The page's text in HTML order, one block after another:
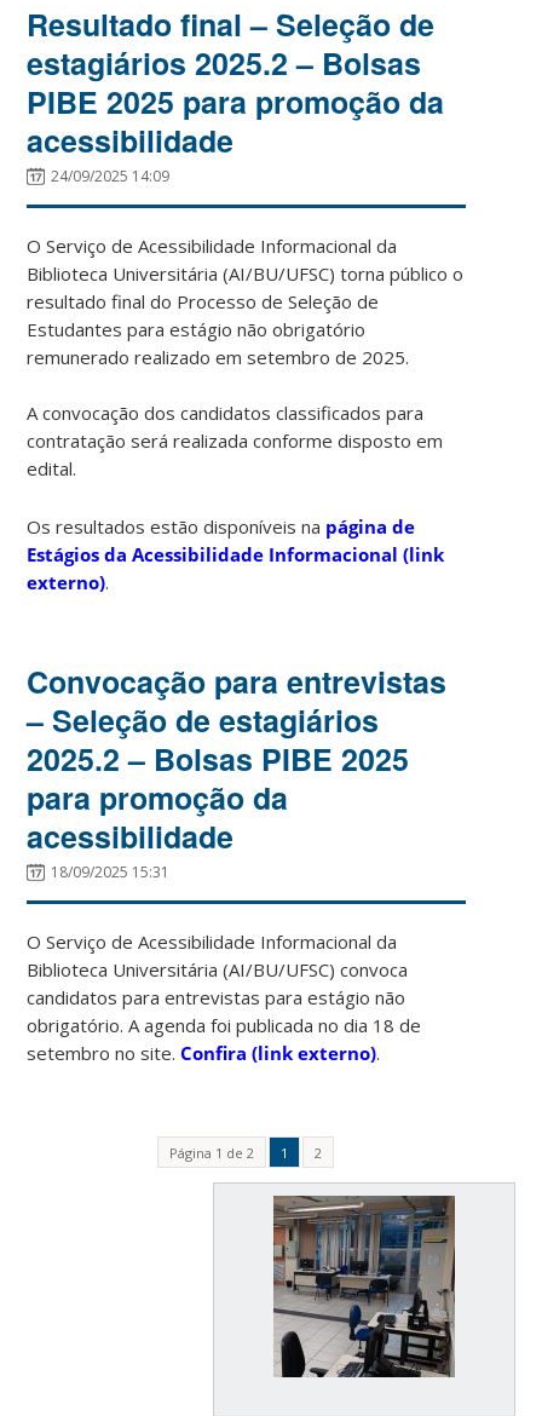
Resultado final – Seleção de
estagiários 2025.2 – Bolsas
PIBE 2025 para promoção da
acessibilidade
24/09/2025 14:09
O Serviço de Acessibilidade Informacional da
Biblioteca Universitária (AI/BU/UFSC) torna público o
resultado final do Processo de Seleção de
Estudantes para estágio não obrigatório
remunerado realizado em setembro de 2025.
A convocação dos candidatos classificados para
contratação será realizada conforme disposto em
edital.
Os resultados estão disponíveis na página de
Estágios da Acessibilidade Informacional (link
externo).
Convocação para entrevistas
– Seleção de estagiários
2025.2 – Bolsas PIBE 2025
para promoção da
acessibilidade
18/09/2025 15:31
O Serviço de Acessibilidade Informacional da
Biblioteca Universitária (AI/BU/UFSC) convoca
candidatos para entrevistas para estágio não
obrigatório. A agenda foi publicada no dia 18 de
setembro no site.Confira (link externo).
Página 1 de 2 1 2